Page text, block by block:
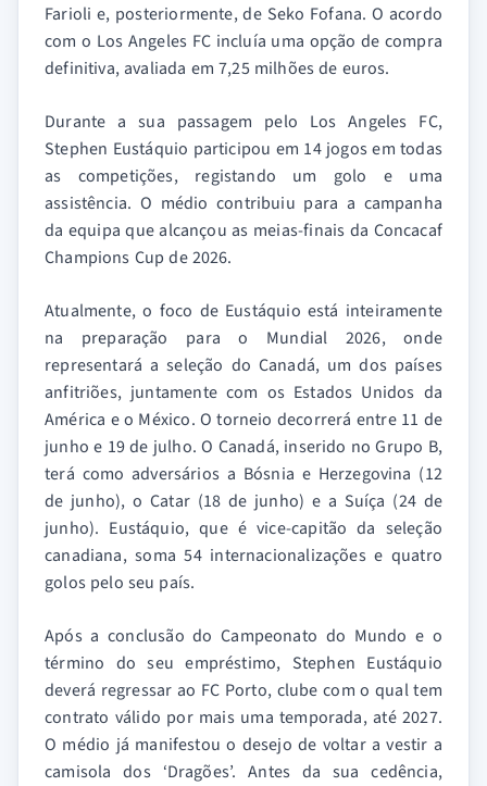
Farioli e, posteriormente, de Seko Fofana. O acordo
com o Los Angeles FC incluía uma opção de compra
definitiva, avaliada em 7,25 milhões de euros.
Durante a sua passagem pelo Los Angeles FC,
Stephen Eustáquio participou em 14 jogos em todas
as competições, registando um golo e uma
assistência. O médio contribuiu para a campanha
da equipa que alcançou as meias-finais da Concacaf
Champions Cup de 2026.
Atualmente, o foco de Eustáquio está inteiramente
na preparação para o Mundial 2026, onde
representará a seleção do Canadá, um dos países
anfitriões, juntamente com os Estados Unidos da
América e o México. O torneio decorrerá entre 11 de
junho e 19 de julho. O Canadá, inserido no Grupo B,
terá como adversários a Bósnia e Herzegovina (12
de junho), o Catar (18 de junho) e a Suíça (24 de
junho). Eustáquio, que é vice-capitão da seleção
canadiana, soma 54 internacionalizações e quatro
golos pelo seu país.
Após a conclusão do Campeonato do Mundo e o
término do seu empréstimo, Stephen Eustáquio
deverá regressar ao FC Porto, clube com o qual tem
contrato válido por mais uma temporada, até 2027.
O médio já manifestou o desejo de voltar a vestir a
camisola dos ‘Dragões’. Antes da sua cedência,